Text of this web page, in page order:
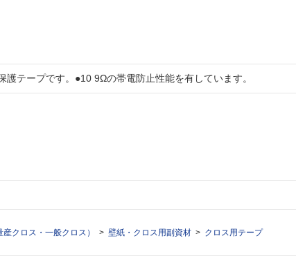
護テープです。●10 9Ωの帯電防止性能を有しています。
産クロス・一般クロス） 壁紙・クロス用副資材 クロス用テープ